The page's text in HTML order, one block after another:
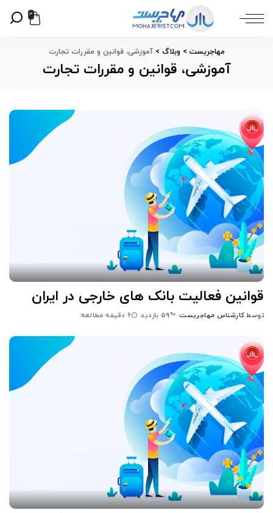
0
مهاجریست > وبلاگ >آموزشی، قوانین و مقررات تجارت
آموزشی، قوانین و مقررات تجارت
قوانین فعالیت بانک های خارجی در ایران
ارسال
توسط
توسط کارشناس مهاجریست 59 بازدید 6 دقیقه مطالعه